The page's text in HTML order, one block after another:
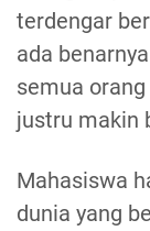
terdengar
ada
semua
justru makin
Mahasiswa
dunia yang